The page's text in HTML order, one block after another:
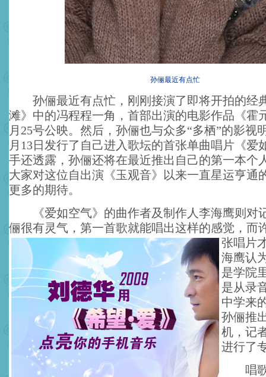
孙俪最近有点忙
孙俪最近有点忙，刚刚接演了即将开拍的经
滩》中的冯程程一角，首部出演的电影作品《霍
月25号公映。然后，孙俪也与众多“多栖”的影视
月13日发行了自己进入歌坛的首张单曲唱片《爱
手还透露，孙俪还将在最近推出自己的第一本个
大家对这位自出演《玉观音》以来一直星运亨通
更多的期待。
《爱如空气》的曲作者及制作人李海鹰则对
俪很有灵气，第一首歌就能唱出这样的感觉，而
张唱片
海鹰认
是学院
是从录
中学来
孙俪推
机，记
进行了
唱歌